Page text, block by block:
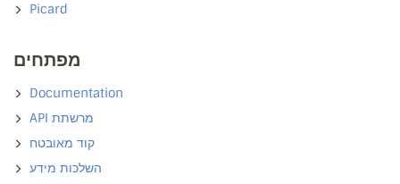
Picard
מפתחים
Documentation
API מרשתת
קוד מאובטח
השלכות מידע